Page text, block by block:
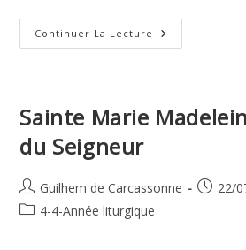
Continuer La Lecture Saint
Jacques,
Sainte Marie
du Seigneur
Auteur/autrice
de
Guilhem de Carcassonne
22/
Post4-4-Année liturgique